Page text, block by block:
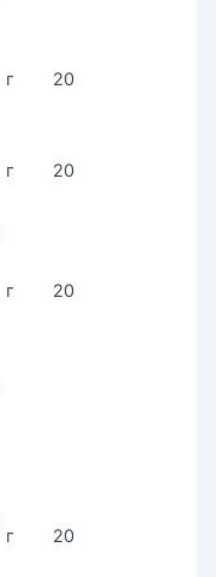
г 20
г 20
г 20
г 20